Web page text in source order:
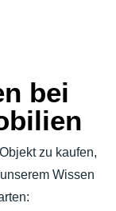
bei
zu kaufen,
Wissen